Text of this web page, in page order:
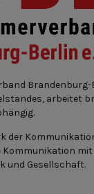
arbeitet
der
Kommunikation
und Gesellschaft.